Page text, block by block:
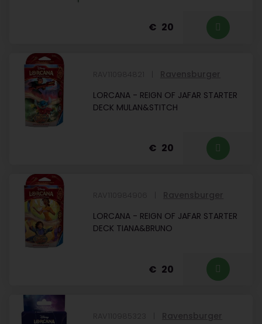
20
RAV110984821
Ravensburger
LORCANA - REIGN OF JAFAR STARTER
DECK MULAN&STITCH
20
RAV110984906
Ravensburger
LORCANA - REIGN OF JAFAR STARTER
DECK TIANA&BRUNO
20
Ravensburger